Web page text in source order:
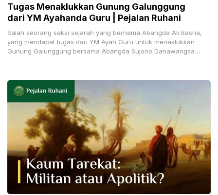
Tugas Menaklukkan Gunung Galunggung
dari YM Ayahanda Guru | Pejalan Ruhani
Salah seorang saksi sejarah yang bernama Abangda Ali Basha,
yang mendapat tugas dari YM Ayah Guru untuk menaklukkan
Gunung Galunggung bersama Abangda Sujono Danawangsa